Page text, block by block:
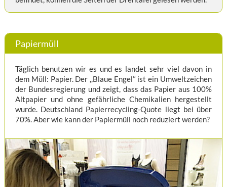
Papiermüll
Täglich benutzen wir es und es landet sehr viel davon in
dem Müll: Papier. Der ,,Blaue Engel‘‘ ist ein Umweltzeichen
der Bundesregierung und zeigt, dass das Papier aus 100%
Altpapier und ohne gefährliche Chemikalien hergestellt
wurde. Deutschland Papierrecycling-Quote liegt bei über
70%. Aber wie kann der Papiermüll noch reduziert werden?